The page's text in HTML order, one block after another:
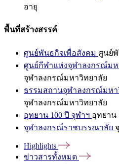
อายุ
พื้นที่สร้างสรรค์
ศูนย์พันธกิจเพื่อสังคม ศูนย์
ศูนย์กีฬาแห่งจุฬาลงกรณ์มห
จุฬาลงกรณ์มหาวิทยาลัย
ธรรมสถานจุฬาลงกรณ์มหา
จุฬาลงกรณ์มหาวิทยาลัย
อุทยาน 100 ปี จุฬาฯ อุทยาน
จุฬาลงกรณ์ราชบรรณาลัย
Highlights
ข่าวสารทั้งหมด